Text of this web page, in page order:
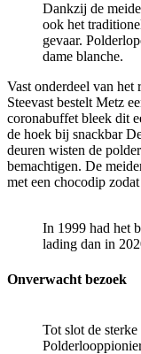
Dankzij de
ook het
gevaar.
dame blanche.
Vast onderdeel van het
Steevast bestelt Metz
coronabuffet bleek dit
de hoek bij snackbar
deuren wisten de
bemachtigen. De
met een chocodip
In 1999 had het
lading dan in
Onverwacht bezoek
Tot slot de